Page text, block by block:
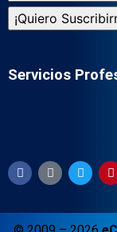
Servicios